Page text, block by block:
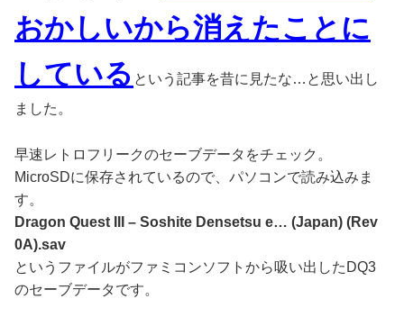
おかしいから消えたことに
している という記事を昔に見たな…と思い出し
ました。
早速レトロフリークのセーブデータをチェック。
MicroSDに保存されているので、パソコンで読み込みま
す。
Dragon Quest III – Soshite Densetsu e… (Japan) (Rev
0A).sav
というファイルがファミコンソフトから吸い出したDQ3
のセーブデータです。